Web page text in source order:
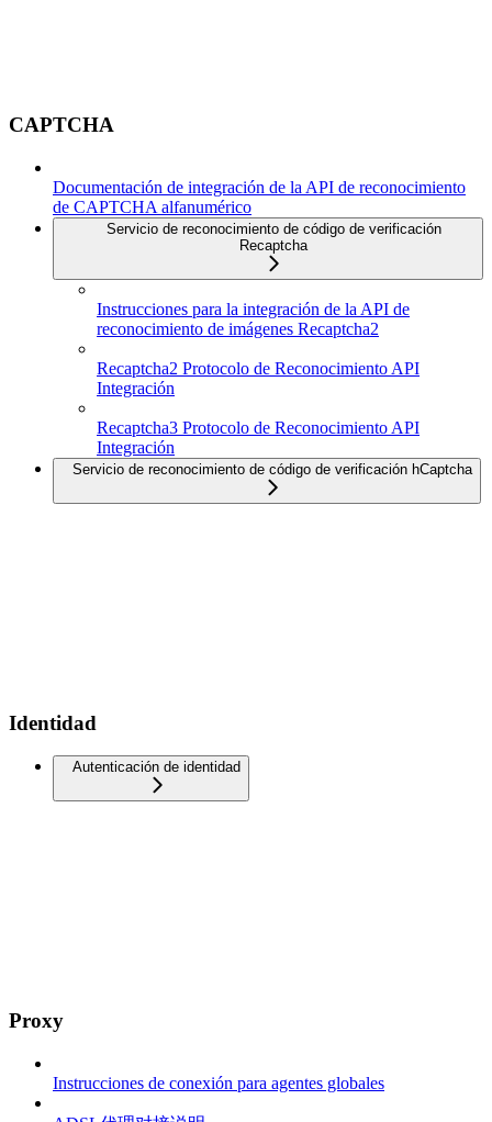
CAPTCHA
Documentación de integración de la API de reconocimiento
de CAPTCHA alfanumérico
Servicio de reconocimiento de código de verificación
Recaptcha
Instrucciones para la integración de la API de
reconocimiento de imágenes Recaptcha2
Recaptcha2 Protocolo de Reconocimiento API
Integración
Recaptcha3 Protocolo de Reconocimiento API
Integración
Servicio de reconocimiento de código de verificación hCaptcha
Identidad
Autenticación de identidad
Proxy
Instrucciones de conexión para agentes globales